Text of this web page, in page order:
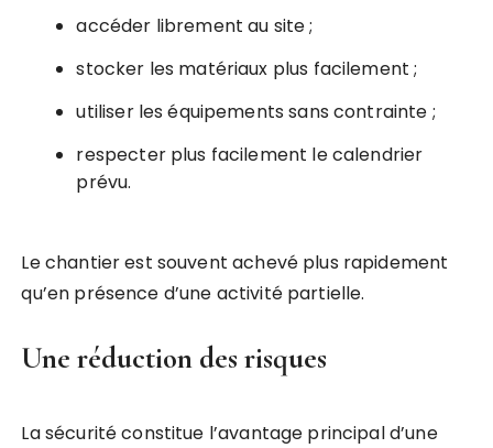
accéder librement au site ;
stocker les matériaux plus facilement ;
utiliser les équipements sans contrainte ;
respecter plus facilement le calendrier
prévu.
Le chantier est souvent achevé plus rapidement
qu’en présence d’une activité partielle.
Une réduction des risques
La sécurité constitue l’avantage principal d’une